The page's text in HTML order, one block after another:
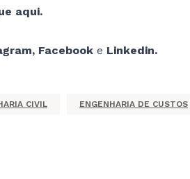
aqui.
, Facebook e Linkedin.
CIVIL ENGENHARIA DE CUSTOS